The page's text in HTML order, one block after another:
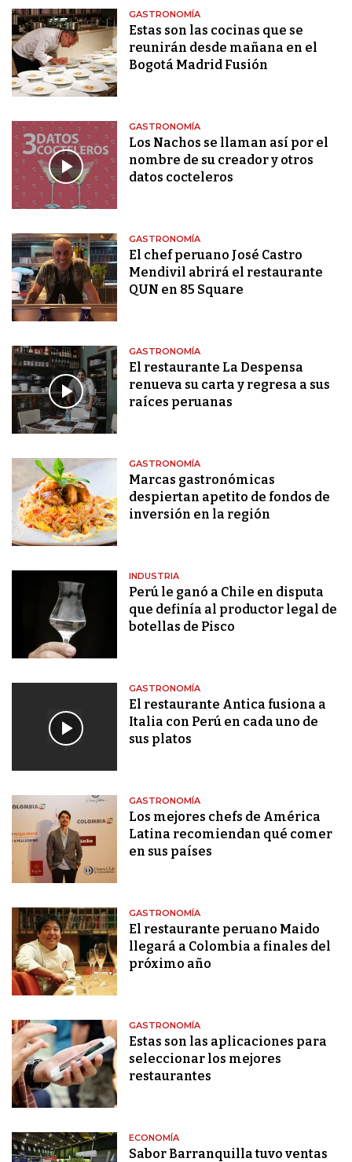
GASTRONOMÍA
Estas son las cocinas que se
reunirán desde mañana en el
Bogotá Madrid Fusión
GASTRONOMÍA
Los Nachos se llaman así por el
nombre de su creador y otros
datos cocteleros
GASTRONOMÍA
El chef peruano José Castro
Mendivil abrirá el restaurante
QUN en 85 Square
GASTRONOMÍA
El restaurante La Despensa
renueva su carta y regresa a sus
raíces peruanas
GASTRONOMÍA
Marcas gastronómicas
despiertan apetito de fondos de
inversión en la región
INDUSTRIA
Perú le ganó a Chile en disputa
que definía al productor legal de
botellas de Pisco
GASTRONOMÍA
El restaurante Antica fusiona a
Italia con Perú en cada uno de
sus platos
GASTRONOMÍA
Los mejores chefs de América
Latina recomiendan qué comer
en sus países
GASTRONOMÍA
El restaurante peruano Maido
llegará a Colombia a finales del
próximo año
GASTRONOMÍA
Estas son las aplicaciones para
seleccionar los mejores
restaurantes
ECONOMÍA
Sabor Barranquilla tuvo ventas